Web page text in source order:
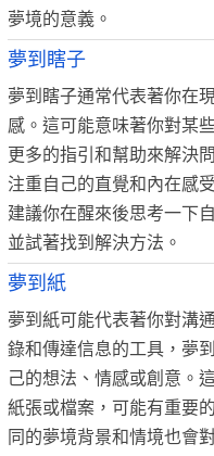
夢境的意義。
夢到瞎子
夢到瞎子通常代表著你在
感。這可能意味著你對某
更多的指引和幫助來解決
注重自己的直覺和內在感
建議你在醒來後思考一下
並試著找到解決方法。
夢到紙
夢到紙可能代表著你對溝
錄和傳達信息的工具，夢
己的想法、情感或創意。
紙張或檔案，可能有重要
同的夢境背景和情境也會